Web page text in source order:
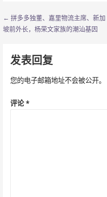
文
导
航
← 拼多多独董、嘉里物流主席、新加
坡前外长，杨荣文家族的潮汕基因
发表回复
您的电子邮箱地址不会被公开。
评论*